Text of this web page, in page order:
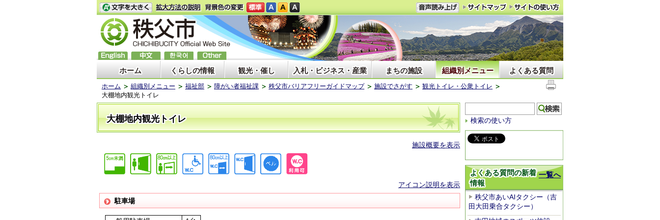
ホーム くらしの情報 観光・催し 入札・ビジネス・産業 まちの施設 組織別メニュー よくある質問
ホーム 組織別メニュー 福祉部 障がい者福祉課 秩父市バリアフリーガイドマップ 施設でさがす
観光トイレ・公衆トイレ
大棚地内観光トイレ
大棚地内観光トイレ
施設概要を表示
アイコン説明を表示
駐車場
検索の使い方
一覧へ
よくある質問の新着
情報
秩父市あいAIタクシー（吉
田大田乗合タクシー）